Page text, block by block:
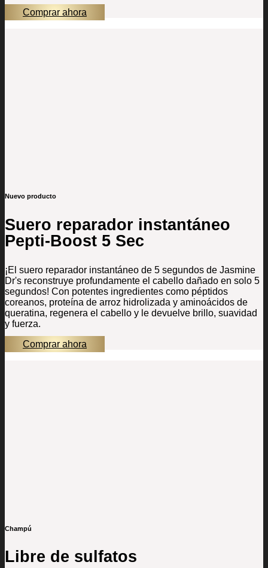
Comprar ahora
Nuevo producto
Suero reparador instantáneo
Pepti-Boost 5 Sec
¡El suero reparador instantáneo de 5 segundos de Jasmine
Dr's reconstruye profundamente el cabello dañado en solo 5
segundos! Con potentes ingredientes como péptidos
coreanos, proteína de arroz hidrolizada y aminoácidos de
queratina, regenera el cabello y le devuelve brillo, suavidad
y fuerza.
Comprar ahora
Champú
Libre de sulfatos